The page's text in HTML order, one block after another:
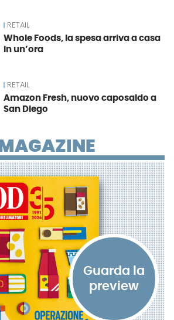
RETAIL
Whole Foods, la spesa arriva a casa
in un’ora
RETAIL
Amazon Fresh, nuovo caposaldo a
San Diego
MAGAZINE